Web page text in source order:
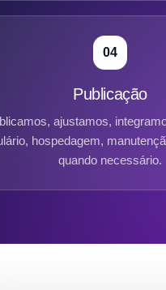
04
Publicação
ajustamos,
hospedagem,
quando necessário.